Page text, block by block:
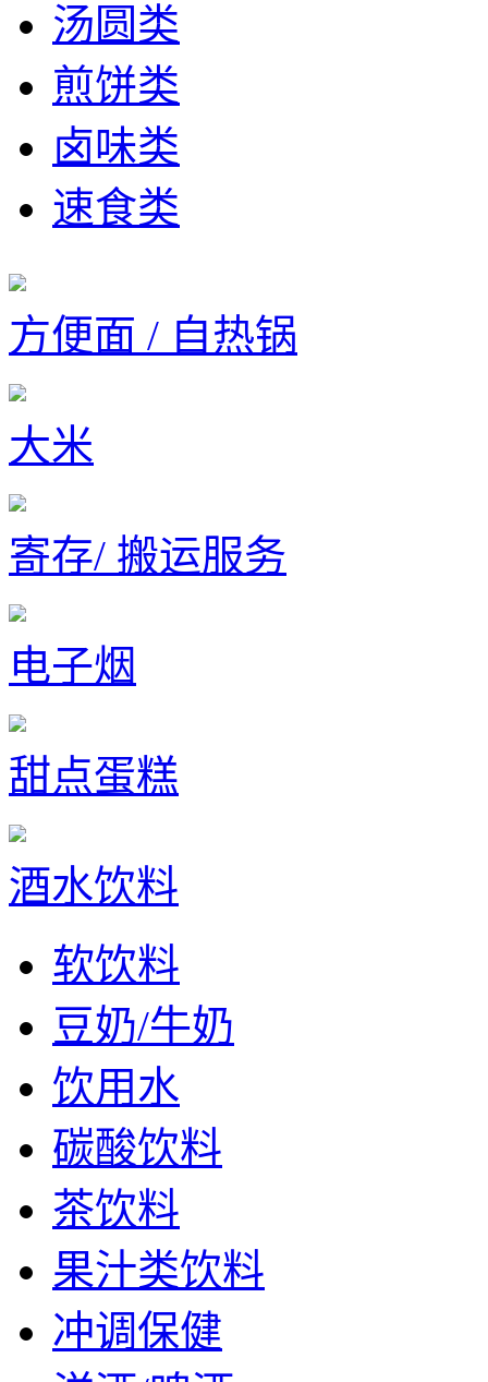
汤圆类
煎饼类
卤味类
速食类
方便面 / 自热锅
大米
寄存/ 搬运服务
电子烟
甜点蛋糕
酒水饮料
软饮料
豆奶/牛奶
饮用水
碳酸饮料
茶饮料
果汁类饮料
冲调保健